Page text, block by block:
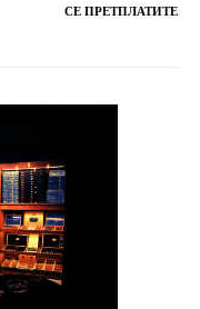
СЕ ПРЕТПЛАТИТЕ